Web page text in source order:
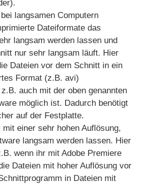
langsamen Computern
Dateiformate das
langsam werden lassen und
nur sehr langsam läuft. Hier
Dateien vor dem Schnitt in ein
Format (z.B. avi)
auch mit der oben genannten
möglich ist. Dadurch benötigt
auf der Festplatte.
einer sehr hohen Auflösung,
langsam werden lassen. Hier
wenn ihr mit Adobe Premiere
Dateien mit hoher Auflösung vor
in Dateien mit